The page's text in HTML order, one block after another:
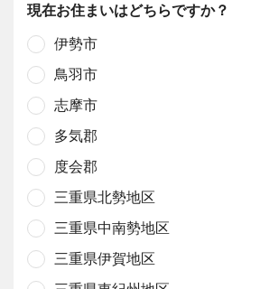
現在お住まいはどちらですか？
伊勢市
鳥羽市
志摩市
多気郡
度会郡
三重県北勢地区
三重県中南勢地区
三重県伊賀地区